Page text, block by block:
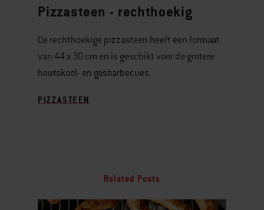
Pizzasteen - rechthoekig
De rechthoekige pizzasteen heeft een formaat
van 44 x 30 cm en is geschikt voor de grotere
houtskool- en gasbarbecues.
PIZZASTEEN
Related Posts